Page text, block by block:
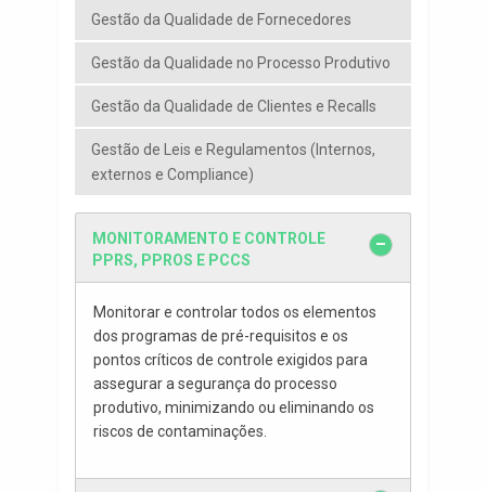
Gestão da Qualidade de Fornecedores
Gestão da Qualidade no Processo Produtivo
Gestão da Qualidade de Clientes e Recalls
Gestão de Leis e Regulamentos (Internos,
externos e Compliance)
MONITORAMENTO E CONTROLE
PPRS, PPROS E PCCS
Monitorar e controlar todos os elementos
dos programas de pré-requisitos e os
pontos críticos de controle exigidos para
assegurar a segurança do processo
produtivo, minimizando ou eliminando os
riscos de contaminações.